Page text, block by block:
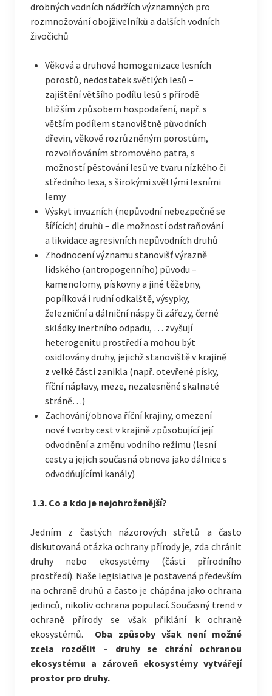
drobných vodních nádržích významných pro
rozmnožování obojživelníků a dalších vodních
živočichů
Věková a druhová homogenizace lesních
porostů, nedostatek světlých lesů –
zajištění většího podílu lesů s přírodě
bližším způsobem hospodaření, např. s
větším podílem stanovištně původních
dřevin, věkově rozrůzněným porostům,
rozvolňováním stromového patra, s
možností pěstování lesů ve tvaru nízkého či
středního lesa, s širokými světlými lesními
lemy
Výskyt invazních (nepůvodní nebezpečně se
šířících) druhů – dle možností odstraňování
a likvidace agresivních nepůvodních druhů
Zhodnocení významu stanovišť výrazně
lidského (antropogenního) původu –
kamenolomy, pískovny a jiné těžebny,
popílková i rudní odkalště, výsypky,
železniční a dálniční náspy či zářezy, černé
skládky inertního odpadu, … zvyšují
heterogenitu prostředí a mohou být
osidlovány druhy, jejichž stanoviště v krajině
z velké části zanikla (např. otevřené písky,
říční náplavy, meze, nezalesněné skalnaté
stráně…)
Zachování/obnova říční krajiny, omezení
nové tvorby cest v krajině způsobující její
odvodnění a změnu vodního režimu (lesní
cesty a jejich současná obnova jako dálnice s
odvodňujícími kanály)
1.3. Co a kdo je nejohroženější?
Jedním z častých názorových střetů a často
diskutovaná otázka ochrany přírody je, zda chránit
druhy nebo ekosystémy (části přírodního
prostředí). Naše legislativa je postavená především
na ochraně druhů a často je chápána jako ochrana
jedinců, nikoliv ochrana populací. Současný trend v
ochraně přírody se však přiklání k ochraně
ekosystémů. Oba způsoby však není možné
zcela rozdělit – druhy se chrání ochranou
ekosystému a zároveň ekosystémy vytvářejí
prostor pro druhy.